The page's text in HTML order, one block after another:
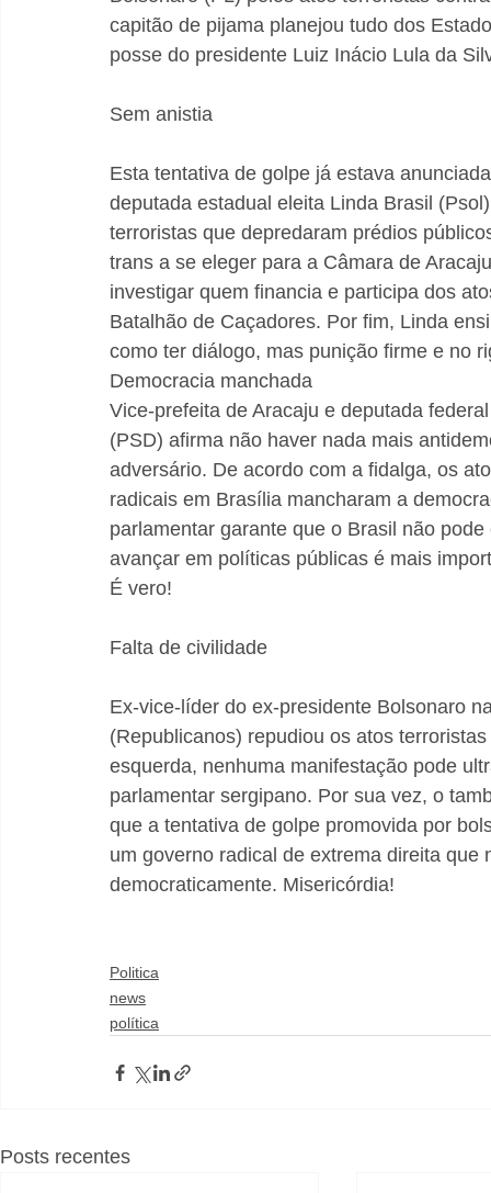
capitão de pijama planejou tudo dos
posse do presidente Luiz Inácio Lula da
Sem anistia
Esta tentativa de golpe já estava
deputada estadual eleita Linda Brasil
terroristas que depredaram prédios
trans a se eleger para a Câmara de
investigar quem financia e participa dos
Batalhão de Caçadores. Por fim, Linda
como ter diálogo, mas punição firme e no
Democracia manchada
Vice-prefeita de Aracaju e deputada
(PSD) afirma não haver nada mais
adversário. De acordo com a fidalga, os
radicais em Brasília mancharam a
parlamentar garante que o Brasil não
avançar em políticas públicas é mais
É vero!
Falta de civilidade
Ex-vice-líder do ex-presidente Bolsonaro
(Republicanos) repudiou os atos
esquerda, nenhuma manifestação pode
parlamentar sergipano. Por sua vez, o
que a tentativa de golpe promovida por
um governo radical de extrema direita
democraticamente. Misericórdia!
Politica
news
política
Posts recentes